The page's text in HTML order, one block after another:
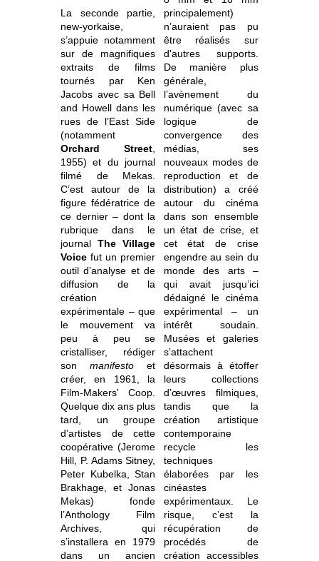
La seconde partie,
new-yorkaise,
s’appuie notamment
sur de magnifiques
extraits de films
tournés par Ken
Jacobs avec sa Bell
and Howell dans les
rues de l’East Side
(notamment
Orchard Street
1955) et du journal
filmé de Mekas.
C’est autour de la
figure fédératrice de
ce dernier – dont la
rubrique dans le
journalThe Village
Voice fut un premier
outil d’analyse et de
diffusion de la
création
expérimentale – que
le mouvement va
peu à peu se
cristalliser, rédiger
sonmanifesto et
créer, en 1961, la
Film-Makers' Coop.
Quelque dix ans plus
tard, un groupe
d’artistes de cette
coopérative (Jerome
Hill, P. Adams Sitney,
Peter Kubelka, Stan
Brakhage, et Jonas
Mekas) fonde
l’Anthology Film
Archives, qui
s’installera en 1979
dans un ancien
principalement)
n’auraient pas pu
être réalisés sur
d'autres supports.
De manière plus
générale,
l’avènement du
numérique (avec sa
logique de
convergence des
médias, ses
nouveaux modes de
reproduction et de
distribution) a créé
autour du cinéma
dans son ensemble
un état de crise, et
cet état de crise
engendre au sein du
monde des arts –
qui avait jusqu’ici
dédaigné le cinéma
expérimental – un
intérêt soudain.
Musées et galeries
s’attachent
désormais à étoffer
leurs collections
d’œuvres filmiques,
tandis que la
création artistique
contemporaine
recycle les
techniques
élaborées par les
cinéastes
expérimentaux. Le
risque, c’est la
récupération de
procédés de
création accessibles